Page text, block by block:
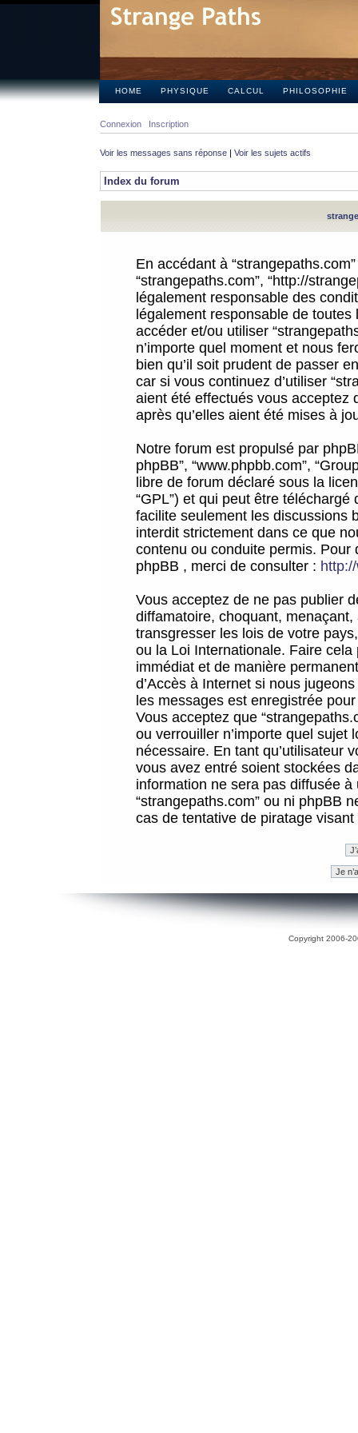
HOME PHYSIQUE CALCUL PHILOSOPHIE
Connexion Inscription
Voir les messages sans réponse | Voir les sujets actifs
Index du forum
En accédant à
“strangepaths.com”, “http://
légalement responsable des
légalement responsable de
accéder et/ou utiliser
n’importe quel moment et nous
bien qu’il soit prudent de passer
car si vous continuez d’utiliser
aient été effectués vous acceptez
après qu’elles aient été mises à
Notre forum est propulsé par
phpBB”, “www.phpbb.com”,
libre de forum déclaré sous la
“GPL”) et qui peut être téléchargé
facilite seulement les discussions
interdit strictement dans ce que
contenu ou conduite permis.
phpBB , merci de consulter :
Vous acceptez de ne pas publier
diffamatoire, choquant,
transgresser les lois de votre
ou la Loi Internationale. Faire
immédiat et de manière
d’Accès à Internet si nous
les messages est enregistrée
Vous acceptez que
ou verrouiller n’importe quel sujet
nécessaire. En tant qu’utilisateur
vous avez entré soient stockées
information ne sera pas diffusée
“strangepaths.com” ou ni phpBB
cas de tentative de piratage
Copyright 2006-